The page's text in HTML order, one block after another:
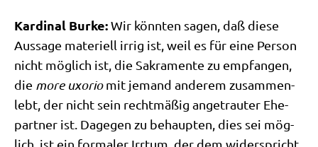
Kar­di­nal Bur­ke:Wir könn­ten sagen, daß die­se
Aus­sa­ge mate­ri­ell irrig ist, weil es für eine Per­son
nicht mög­lich ist, die Sakra­men­te zu emp­fan­gen,
die more uxoriomit jemand ande­rem zusam­men­
lebt, der nicht sein recht­mä­ßig ange­trau­ter Ehe­
part­ner ist. Dage­gen zu behaup­ten, dies sei mög­